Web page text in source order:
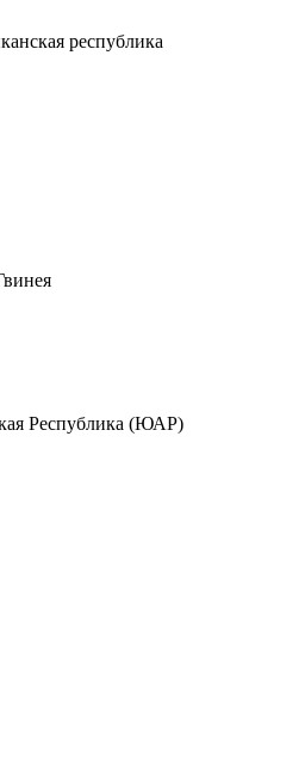
республика
Республика (ЮАР)